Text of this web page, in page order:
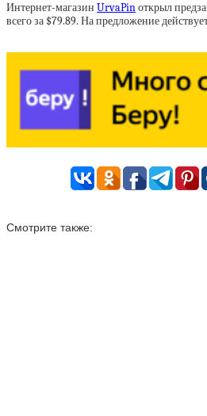
Интернет-магазин UrvaPinоткрыл
всего за $79.89. На предложение
Смотрите также: